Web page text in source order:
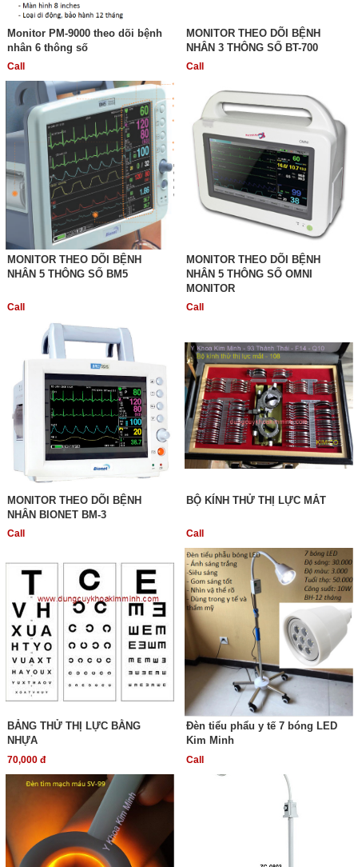
Monitor PM-9000 theo dõi bệnh
nhân 6 thông số
Call
MONITOR THEO DÕI BỆNH
NHÂN 3 THÔNG SỐ BT-700
Call
MONITOR THEO DÕI BỆNH
NHÂN 5 THÔNG SỐ BM5
Call
MONITOR THEO DÕI BỆNH
NHÂN 5 THÔNG SỐ OMNI
MONITOR
Call
MONITOR THEO DÕI BỆNH
NHÂN BIONET BM-3
Call
BỘ KÍNH THỬ THỊ LỰC MẮT
Call
BẢNG THỬ THỊ LỰC BẰNG
NHỰA
70,000 đ
Đèn tiểu phẩu y tế 7 bóng LED
Kim Minh
Call